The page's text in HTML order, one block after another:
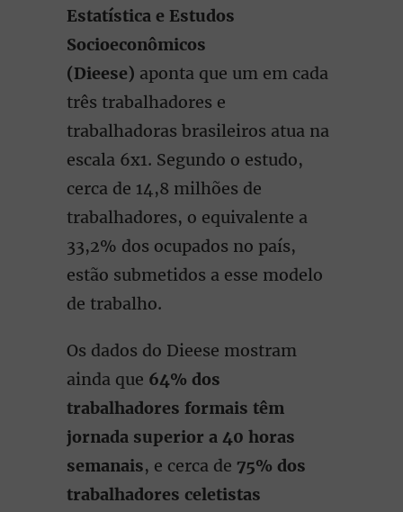
Estatística e Estudos
Socioeconômicos
(Dieese) aponta que um em cada
três trabalhadores e
trabalhadoras brasileiros atua na
escala 6x1. Segundo o estudo,
cerca de 14,8 milhões de
trabalhadores, o equivalente a
33,2% dos ocupados no país,
estão submetidos a esse modelo
de trabalho.
Os dados do Dieese mostram
ainda que 64% dos
trabalhadores formais têm
jornada superior a 40 horas
semanais, e cerca de 75% dos
trabalhadores celetistas